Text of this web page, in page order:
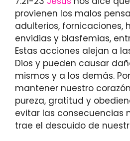
provienen los malos
adulterios, fornicaciones,
envidias y blasfemias,
Estas acciones alejan a
Dios y pueden causar
mismos y a los demás.
mantener nuestro
pureza, gratitud y
evitar las consecuencias
trae el descuido de